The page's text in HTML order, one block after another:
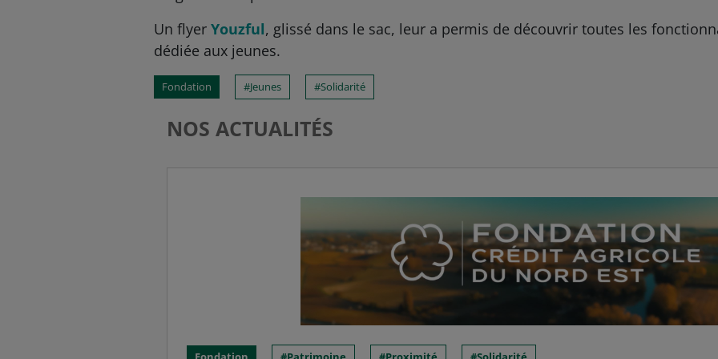
Un flyer Youzful, glissé dans le sac, leur a permis de découvrir toutes les
dédiée aux jeunes.
Fondation Jeunes Solidarité
NOS ACTUALITÉS